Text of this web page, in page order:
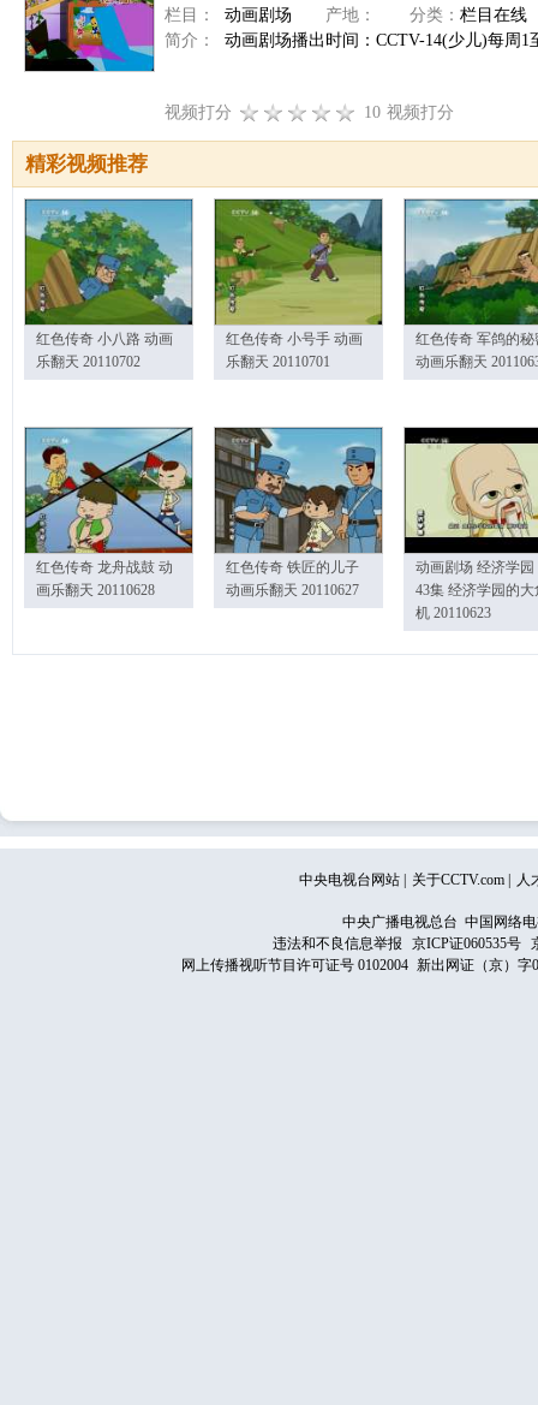
栏目：
动画剧场 产地： 分类： 栏目在线
简介：
动画剧场播出时间：CCTV-14(少儿)每周1
视频打分 10 视频打分
精彩视频推荐
红色传奇 小八路 动画
乐翻天 20110702
红色传奇 小号手 动画
乐翻天 20110701
红色传奇 军鸽的秘
动画乐翻天
红色传奇 龙舟战鼓 动
画乐翻天 20110628
红色传奇 铁匠的儿子
动画乐翻天 20110627
动画剧场 经济学园
43集 经济学园的大
机 20110623
中央电视台网站 关于CCTV.com 人
中央广播电视总台 中国网络
违法和不良信息举报
京ICP证060535号
网上传播视听节目许可证号 0102004 新出网证（京）